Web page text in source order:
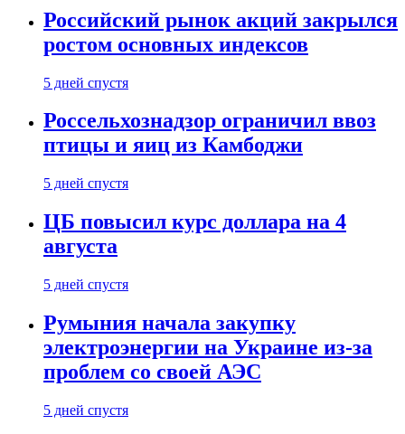
Российский рынок акций закрылся
ростом основных индексов
5 дней спустя
Россельхознадзор ограничил ввоз
птицы и яиц из Камбоджи
5 дней спустя
ЦБ повысил курс доллара на 4
августа
5 дней спустя
Румыния начала закупку
электроэнергии на Украине из-за
проблем со своей АЭС
5 дней спустя